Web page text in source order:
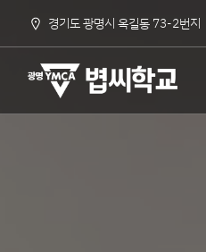
경기도 광명시 옥길동 73-2번지